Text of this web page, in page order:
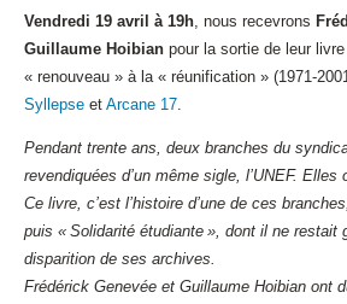
Vendredi 19 avril à 19h, nous recevrons
Guillaume Hoibian pour la sortie de leur livre
« renouveau » à la « réunification » (1971-
Syllepse et Arcane 17.
Pendant trente ans, deux branches du
revendiquées d’un même sigle, l’UNEF. Elles
Ce livre, c’est l’histoire d’une de ces
puis « Solidarité étudiante », dont il ne restait
disparition de ses archives.
Frédérick Genevée et Guillaume Hoibian ont